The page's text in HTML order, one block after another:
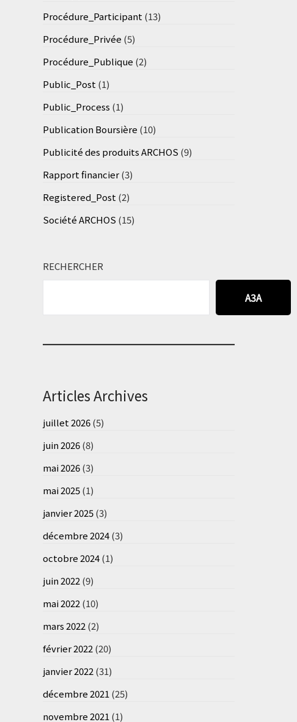
Procédure_Participant (13)
Procédure_Privée (5)
Procédure_Publique (2)
Public_Post (1)
Public_Process (1)
Publication Boursière (10)
Publicité des produits ARCHOS (9)
Rapport financier(3)
Registered_Post (2)
Société ARCHOS (15)
RECHERCHER
A3A
Articles Archives
juillet 2026(5)
juin 2026(8)
mai 2026(3)
mai 2025(1)
janvier 2025(3)
décembre 2024(3)
octobre 2024(1)
juin 2022(9)
mai 2022(10)
mars 2022(2)
février 2022(20)
janvier 2022(31)
décembre 2021 (25)
novembre 2021 (1)